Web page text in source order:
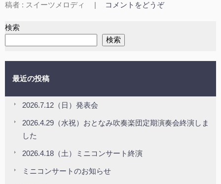
稿者 : スイーツメロディ
コメントをどうぞ
検索
検索
最近の投稿
2026.7.12（日）発表会
2026.4.29（水祝）おとなみ吹奏楽団定期演奏会終演しま
した
2026.4.18（土）ミニコンサート終演
ミニコンサートのお知らせ